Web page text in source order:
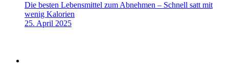
Die besten Lebensmittel zum Abnehmen – Schnell satt mit
wenig Kalorien
25. April 2025